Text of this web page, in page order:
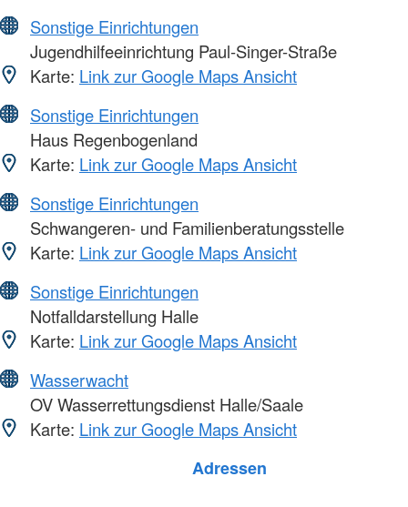
Sonstige Einrichtungen
Jugendhilfeeinrichtung Paul-Singer-Straße
Karte: Link zur Google Maps Ansicht
Sonstige Einrichtungen
Haus Regenbogenland
Karte: Link zur Google Maps Ansicht
Sonstige Einrichtungen
Schwangeren- und Familienberatungsstelle
Karte: Link zur Google Maps Ansicht
Sonstige Einrichtungen
Notfalldarstellung Halle
Karte: Link zur Google Maps Ansicht
Wasserwacht
OV Wasserrettungsdienst Halle/Saale
Karte: Link zur Google Maps Ansicht
Adressen